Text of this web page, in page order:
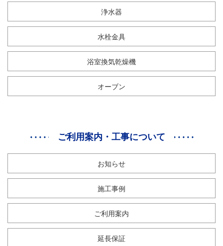
浄水器
水栓金具
浴室換気乾燥機
オーブン
ご利用案内・工事について
お知らせ
施工事例
ご利用案内
延長保証